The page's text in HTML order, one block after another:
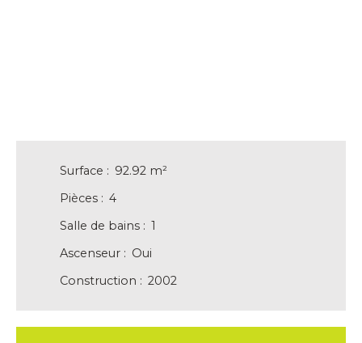
Surface : 92.92 m²
Pièces : 4
Salle de bains : 1
Ascenseur : Oui
Construction : 2002